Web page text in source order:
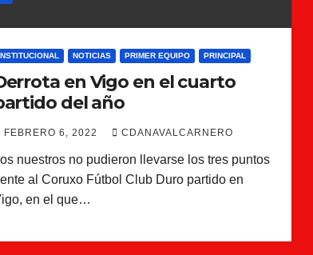
NOTICIAS PRIMER EQUIPO PRINCIPAL
en Vigo en el cuarto
del año
FEBRERO 6, 2022 CDANAVALCARNERO
nuestros no pudieron llevarse los tres puntos
al Coruxo Fútbol Club Duro partido en
en el que…